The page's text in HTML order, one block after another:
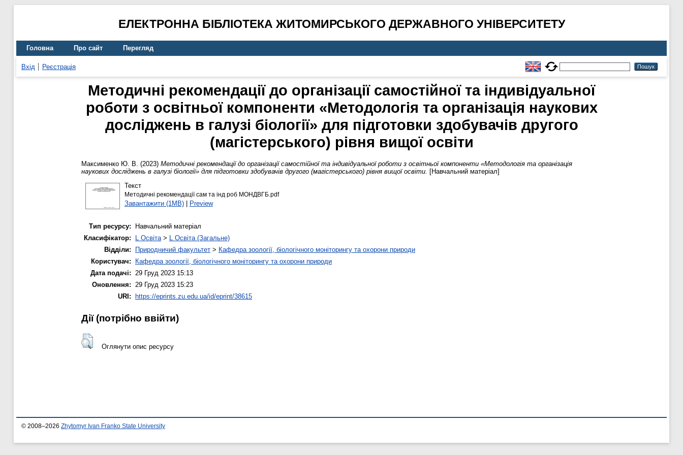
ЕЛЕКТРОННА БІБЛІОТЕКА ЖИТОМИРСЬКОГО ДЕРЖАВНОГО УНІВЕРСИТЕТУ
Головна Про сайт Перегляд
Вхід Реєстрація
Методичні рекомендації до організації самостійної та індивідуальної
роботи з освітньої компоненти «Методологія та організація наукових
досліджень в галузі біології» для підготовки здобувачів другого
(магістерського) рівня вищої освіти
Максименко Ю. В. (2023) Методичні рекомендації до організації самостійної та індивідуальної роботи з освітньої компоненти «Методологія та організація
наукових досліджень в галузі біології» для підготовки здобувачів другого (магістерського) рівня вищої освіти. [Навчальний матеріал]
Текст
Методичні рекомендації сам та інд роб МОНДВГБ.pdf
Завантажити (1MB)| Preview
Тип ресурсу:
Навчальний матеріал
Класифікатор:
L Освіта> L Освіта (Загальне)
Відділи:
Природничий факультет > Кафедра зоології, біологічного моніторингу та охорони природи
Користувач:
Кафедра зоології, біологічного моніторингу та охорони природи
Дата подачі: 29 Груд 2023 15:13
Оновлення: 29 Груд 2023 15:23
URI:
https://eprints.zu.edu.ua/id/eprint/38615
Дії ​​(потрібно ввійти)
Оглянути опис ресурсу
© 2008–2026 Zhytomyr Ivan Franko State University